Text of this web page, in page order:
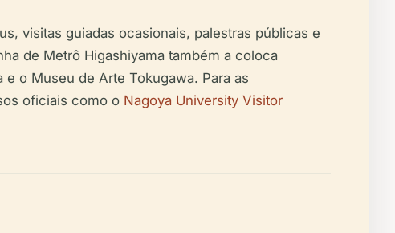
visitas guiadas ocasionais, palestras públicas e
de Metrô Higashiyama também a coloca
o Museu de Arte Tokugawa. Para as
oficiais como o Nagoya University Visitor